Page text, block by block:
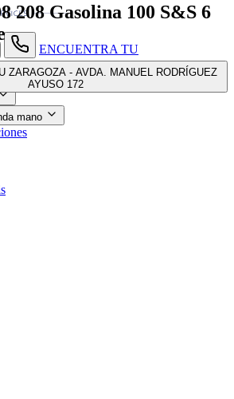
ENCUENTRA TU
mano
208 Gasolina 100 S&S 6
ZARAGOZA - AVDA. MANUEL RODRÍGUEZ
AYUSO 172